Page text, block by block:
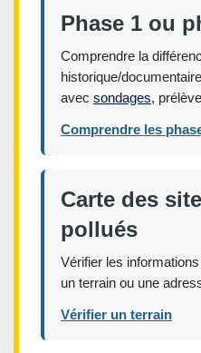
Phase 1 ou
Comprendre la
historique/
avec sondages,
Comprendre les
Carte des
pollués
Vérifier les
un terrain ou une
Vérifier un terrain